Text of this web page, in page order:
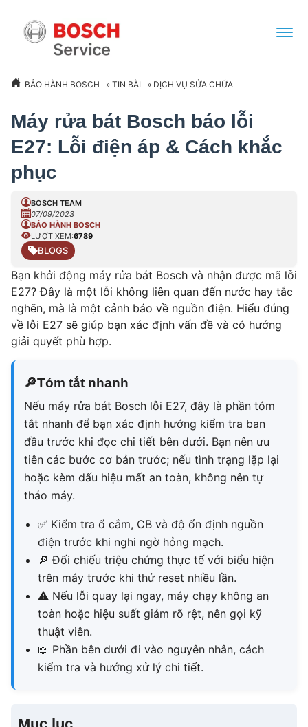
BẢO HÀNH BOSCH » TIN BÀI » DỊCH VỤ SỬA CHỮA
Máy rửa bát Bosch báo lỗi
E27: Lỗi điện áp & Cách khắc
phục
BOSCH TEAM
07/09/2023
BẢO HÀNH BOSCH
LƯỢT XEM:6789
BLOGS
Bạn khởi động máy rửa bát Bosch và nhận được mã lỗi
E27? Đây là một lỗi không liên quan đến nước hay tắc
nghẽn, mà là một cảnh báo về nguồn điện. Hiểu đúng
về lỗi E27 sẽ giúp bạn xác định vấn đề và có hướng
giải quyết phù hợp.
🔎Tóm tắt nhanh
Nếu máy rửa bát Bosch lỗi E27, đây là phần tóm
tắt nhanh để bạn xác định hướng kiểm tra ban
đầu trước khi đọc chi tiết bên dưới. Bạn nên ưu
tiên các bước cơ bản trước; nếu tình trạng lặp lại
hoặc kèm dấu hiệu mất an toàn, không nên tự
tháo máy.
✅ Kiểm tra ổ cắm, CB và độ ổn định nguồn
điện trước khi nghi ngờ hỏng mạch.
🔎 Đối chiếu triệu chứng thực tế với biểu hiện
trên máy trước khi thử reset nhiều lần.
⚠ Nếu lỗi quay lại ngay, máy chạy không an
toàn hoặc hiệu suất giảm rõ rệt, nên gọi kỹ
thuật viên.
📖 Phần bên dưới đi vào nguyên nhân, cách
kiểm tra và hướng xử lý chi tiết.